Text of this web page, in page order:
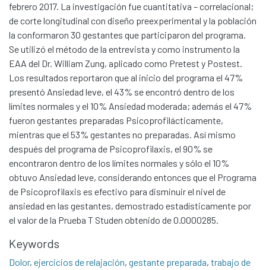
febrero 2017. La investigación fue cuantitativa – correlacional;
de corte longitudinal con diseño preexperimental y la población
la conformaron 30 gestantes que participaron del programa.
Se utilizó el método de la entrevista y como instrumento la
EAA del Dr. William Zung, aplicado como Pretest y Postest.
Los resultados reportaron que al inicio del programa el 47%
presentó Ansiedad leve, el 43% se encontró dentro de los
límites normales y el 10% Ansiedad moderada; además el 47%
fueron gestantes preparadas Psicoprofilácticamente,
mientras que el 53% gestantes no preparadas. Así mismo
después del programa de Psicoprofilaxis, el 90% se
encontraron dentro de los límites normales y sólo el 10%
obtuvo Ansiedad leve, considerando entonces que el Programa
de Psicoprofilaxis es efectivo para disminuir el nivel de
ansiedad en las gestantes, demostrado estadísticamente por
el valor de la Prueba T Studen obtenido de 0.0000285.
Keywords
Dolor, ejercicios de relajación, gestante preparada, trabajo de